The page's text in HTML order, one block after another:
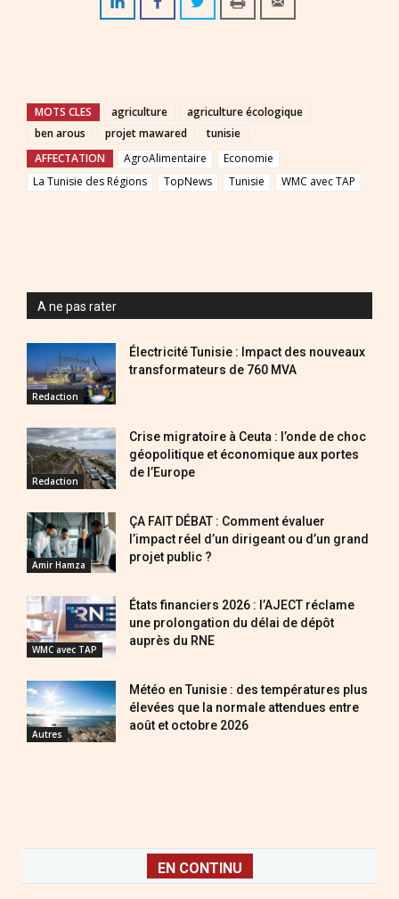
MOTS CLES agriculture
agriculture écologique
ben arous
projet mawared
tunisie
AFFECTATION
AgroAlimentaire
Economie
La Tunisie des Régions
TopNews Tunisie WMC avec TAP
A ne pas rater
Redaction
Électricité Tunisie : Impact des nouveaux
transformateurs de 760 MVA
Redaction
Crise migratoire à Ceuta : l’onde de choc
géopolitique et économique aux portes
de l’Europe
Amir Hamza
ÇA FAIT DÉBAT : Comment évaluer
l’impact réel d’un dirigeant ou d’un grand
projet public ?
WMC avec TAP
États financiers 2026 : l’AJECT réclame
une prolongation du délai de dépôt
auprès du RNE
Autres
Météo en Tunisie : des températures plus
élevées que la normale attendues entre
août et octobre 2026
EN CONTINU